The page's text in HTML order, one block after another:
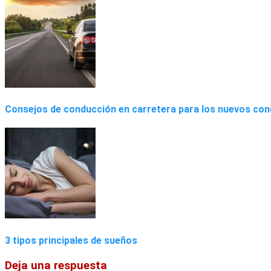
Consejos de conducción en carretera para los nuevos
3 tipos principales de sueños
Deja una respuesta